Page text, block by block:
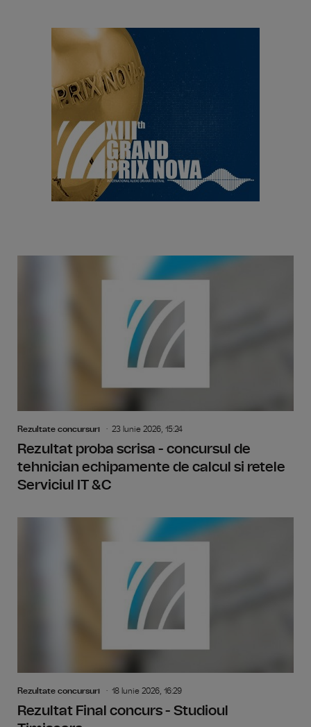
Rezultate concursuri 23 Iunie 2026, 15:24
Rezultat proba scrisa - concursul de
tehnician echipamente de calcul si retele
Serviciul IT &C
Rezultate concursuri 18 Iunie 2026, 16:29
Rezultat Final concurs - Studioul